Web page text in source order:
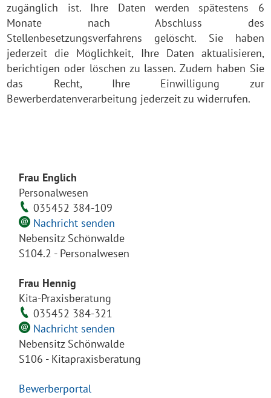
zugänglich ist. Ihre Daten werden spätestens 6
Monate nach Abschluss des
Stellenbesetzungsverfahrens gelöscht. Sie haben
jederzeit die Möglichkeit, Ihre Daten aktualisieren,
berichtigen oder löschen zu lassen. Zudem haben Sie
das Recht, Ihre Einwilligung zur
Bewerberdatenverarbeitung jederzeit zu widerrufen.
Frau Englich
Personalwesen
035452 384-109
Nachricht senden
Nebensitz Schönwalde
S104.2 - Personalwesen
Frau Hennig
Kita-Praxisberatung
035452 384-321
Nachricht senden
Nebensitz Schönwalde
S106 - Kitapraxisberatung
Bewerberportal